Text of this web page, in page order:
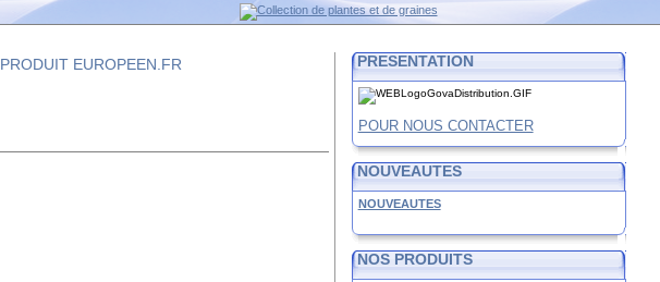
PRODUIT EUROPEEN.FR PRESENTATION
POUR NOUS CONTACTER
NOUVEAUTES
NOUVEAUTES
NOS PRODUITS